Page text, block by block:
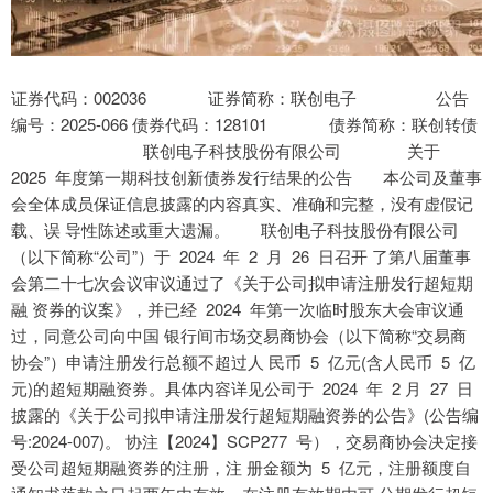
证券代码：002036 证券简称：联创电子 公告
编号：2025-066 债券代码：128101 债券简称：联创转债
联创电子科技股份有限公司 关于
2025 年度第一期科技创新债券发行结果的公告 本公司及董事
会全体成员保证信息披露的内容真实、准确和完整，没有虚假记
载、误 导性陈述或重大遗漏。 联创电子科技股份有限公司
（以下简称“公司”）于 2024 年 2 月 26 日召开 了第八届董事
会第二十七次会议审议通过了《关于公司拟申请注册发行超短期
融 资券的议案》，并已经 2024 年第一次临时股东大会审议通
过，同意公司向中国 银行间市场交易商协会（以下简称“交易商
协会”）申请注册发行总额不超过人 民币 5 亿元(含人民币 5 亿
元)的超短期融资券。具体内容详见公司于 2024 年 2 月 27 日
披露的《关于公司拟申请注册发行超短期融资券的公告》(公告编
号:2024-007)。 协注【2024】SCP277 号），交易商协会决定接
受公司超短期融资券的注册，注 册金额为 5 亿元，注册额度自